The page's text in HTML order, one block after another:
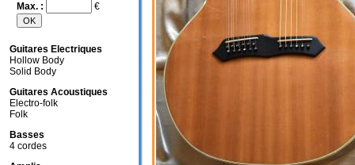
Max. :
€
Guitares Electriques
Hollow Body
Solid Body
Guitares Acoustiques
Electro-folk
Folk
Basses
4 cordes